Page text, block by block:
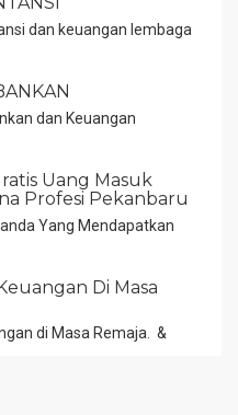
dan keuangan lembaga
dan Keuangan
Uang Masuk
Profesi Pekanbaru
Yang Mendapatkan
Di Masa
di Masa Remaja. &